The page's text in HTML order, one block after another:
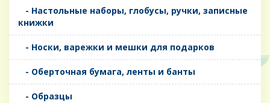
- Настольные наборы, глобусы, ручки, записные
книжки
- Носки, варежки и мешки для подарков
- Оберточная бумага, ленты и банты
- Образцы